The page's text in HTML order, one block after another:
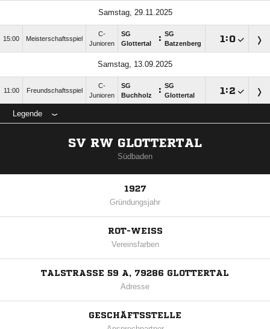
Samstag, 29.11.2025
15:00 Meisterschaftsspiel
C-
Junioren
SG
Glottertal
: SG
Batzenberg
:
Samstag, 13.09.2025
11:00 Freundschaftsspiel
C-
Junioren
SG
Buchholz
: SG
Glottertal
:
Legende
SV RW GLOTTERTAL
Südbaden
1927
Gründungsjahr
ROT-WEISS
Vereinsfarben
TALSTRASSE 59 A, 79286 GLOTTERTAL
Adresse
GESCHÄFTSSTELLE